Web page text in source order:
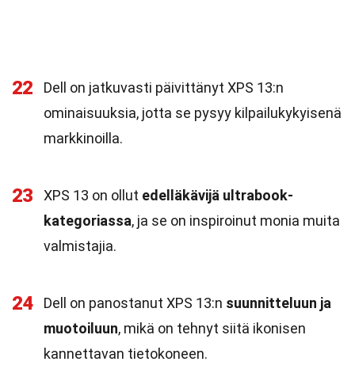
22
Dell on jatkuvasti päivittänyt XPS 13:n
ominaisuuksia, jotta se pysyy kilpailukykyisenä
markkinoilla.
23 XPS 13 on ollut edelläkävijä ultrabook-
kategoriassa, ja se on inspiroinut monia muita
valmistajia.
24 Dell on panostanut XPS 13:n suunnitteluun ja
muotoiluun, mikä on tehnyt siitä ikonisen
kannettavan tietokoneen.